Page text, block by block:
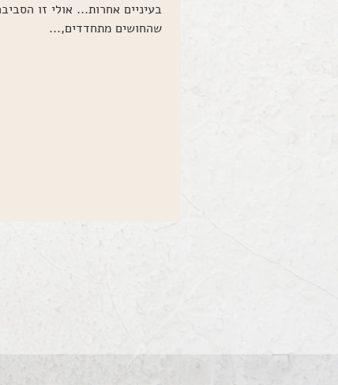
בעיניים אחרות... אולי זו
שהחושים מתחדדים,...